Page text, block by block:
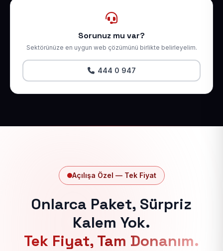
Sorunuz mu var?
Sektörünüze en uygun web çözümünü birlikte belirleyelim.
444 0 947
Açılışa Özel — Tek Fiyat
Onlarca Paket, Sürpriz
Kalem Yok.
Tek Fiyat, Tam Donanım.